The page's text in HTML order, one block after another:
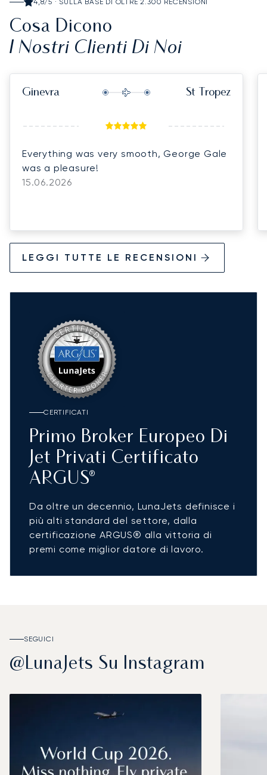
4,8/5 · SULLA BASE DI OLTRE 2.300 RECENSIONI
Cosa Dicono
I Nostri Clienti Di Noi
Ginevra St Tropez
Everything was very smooth, George Gale
was a pleasure!
15.06.2026
LEGGI TUTTE LE RECENSIONI
CERTIFICATI
Primo Broker Europeo Di
Jet Privati Certificato
ARGUS®
Da oltre un decennio, LunaJets definisce i
più alti standard del settore, dalla
certificazione ARGUS® alla vittoria di
premi come miglior datore di lavoro.
SEGUICI
@LunaJets Su Instagram